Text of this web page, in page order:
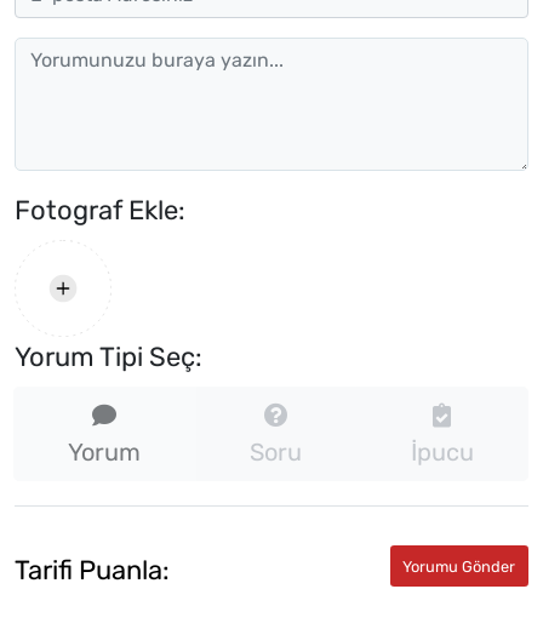
Fotograf Ekle:
Yorum Tipi Seç:
Yorum Soru İpucu
Tarifi Puanla: